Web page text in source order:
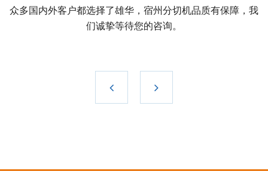
众多国内外客户都选择了雄华，宿州分切机品质有保障，我
们诚挚等待您的咨询。